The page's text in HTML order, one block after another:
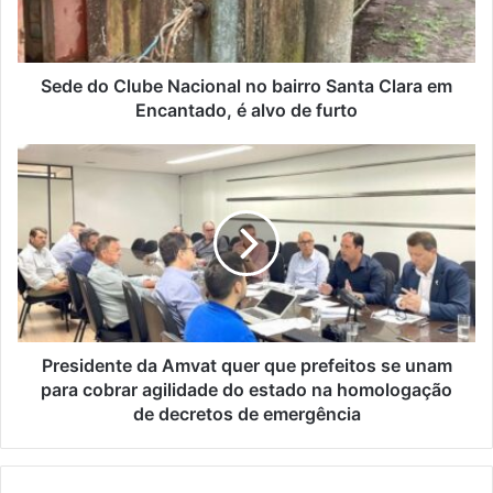
Santa
Clara
em
Encantado,
de
furto
Sede do Clube Nacional no bairro Santa Clara em
Encantado, é alvo de furto
Presidente
da
Amvat
quer
que
prefeitos
se
unam
para
cobrar
agilidade
na
Presidente da Amvat quer que prefeitos se unam
para cobrar agilidade do estado na homologação
de decretos de emergência